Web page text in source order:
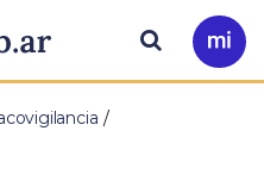
Ir
a
Buscar